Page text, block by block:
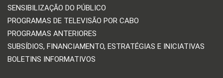
SENSIBILIZAÇÃO DO PÚBLICO
PROGRAMAS DE TELEVISÃO POR CABO
PROGRAMAS ANTERIORES
SUBSÍDIOS, FINANCIAMENTO, ESTRATÉGIAS E INICIATIVAS
BOLETINS INFORMATIVOS